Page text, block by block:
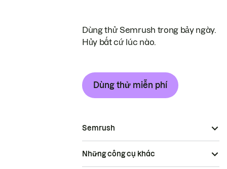
Dùng thử Semrush trong bảy ngày.
Hủy bất cứ lúc nào.
Dùng thử miễn phí
Semrush
Những công cụ khác